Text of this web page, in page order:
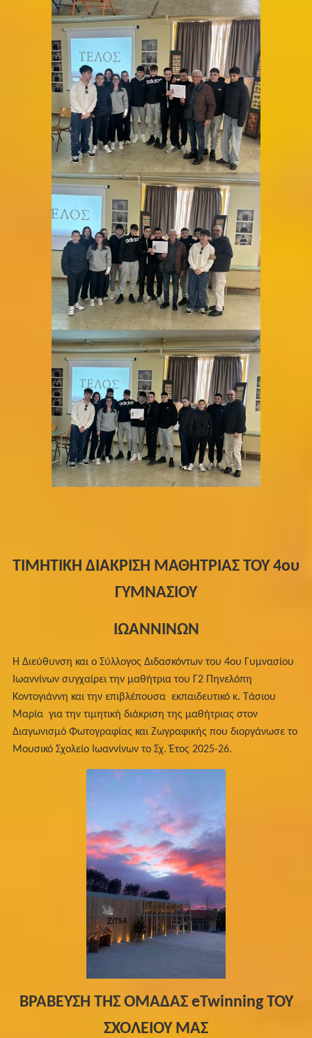
ΤΙΜΗΤΙΚΗ ΔΙΑΚΡΙΣΗ ΜΑΘΗΤΡΙΑΣ ΤΟΥ 4ου
ΓΥΜΝΑΣΙΟΥ
ΙΩΑΝΝΙΝΩΝ
Η Διεύθυνση και ο Σύλλογος Διδασκόντων του 4ου Γυμνασίου
Ιωαννίνων συγχαίρει την μαθήτρια του Γ2 Πηνελόπη
Κοντογιάννη και την επιβλέπουσα εκπαιδευτικό κ. Τάσιου
Μαρία για την τιμητική διάκριση της μαθήτριας στον
Διαγωνισμό Φωτογραφίας και Ζωγραφικής που διοργάνωσε το
Μουσικό Σχολείο Ιωαννίνων το Σχ. Έτος 2025-26.
ΒΡΑΒΕΥΣΗ ΤΗΣ ΟΜΑΔΑΣ eTwinning ΤΟΥ
ΣΧΟΛΕΙΟΥ ΜΑΣ